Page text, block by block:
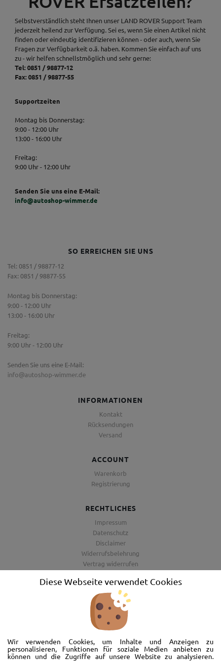
Diese Webseite verwendet Cookies
Wir verwenden Cookies, um Inhalte und Anzeigen zu
personalisieren, Funktionen für soziale Medien anbieten zu
können und die Zugriffe auf unsere Website zu analysieren.
Selbstverständlich steht Ihnen unser LAND ROVER Support Team
jederzeit heilend zur Verfügung. Sei es, wenn Sie einen Artikel nicht
finden oder eindeutig identifizieren können - oder auch, wenn Sie
Fragen zur Verfügbarkeit o.ä. haben. Kommen Sie einfach auf uns
zu - wir helfen schnellstmöglich und sehr gerne:
Tel: 0851 / 98877-12
Fax: 0851 / 98877-55
Supportzeiten
Montag bis Donnerstag:
9:00 - 12:00 Uhr
13:00 - 16:00 Uhr
Freitag:
9:00 Uhr - 12:00 Uhr
Senden Sie uns eine E-Mail:
info@autoshop-wimmer.de
SO ERREICHEN SIE UNS
Tel: 0851 / 98877-12
Fax: 0851 / 98877-55
Montag bis Donnerstag:
9:00 - 12:00 Uhr
13:00 - 16:00 Uhr
Freitag:
9:00 Uhr - 12:00 Uhr
Senden Sie uns eine E-Mail:
info@autoshop-wimmer.de
INFORMATIONEN
Kontakt
Rücksendungen
Versand
ACCOUNT
Warenkorb
Registrierung
RECHTLICHES
Impressum
Datenschutz
Disclaimer
Widerrufsbelehrung
Vertrag widerrufen
Barrierefreiheitserklärung
Wir freuen uns, Sie im AutoShop Wimmer in Passau zu begrüßen. Wir
bieten Ihnen Kompletträder und Reifen für die Automarken Ford, Land
Rover, Range Rover, Volvo, Peugeot, Jaguar und Citroen. Hier in Passau
schlägt unser Herz rund um’s Auto. Wir bieten Ihnen Beratung,